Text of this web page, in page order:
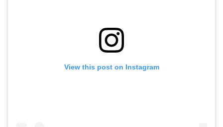
View this post on Instagram